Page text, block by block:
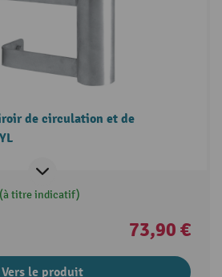
de circulation et de
(à titre indicatif)
73,90 €
Vers le produit